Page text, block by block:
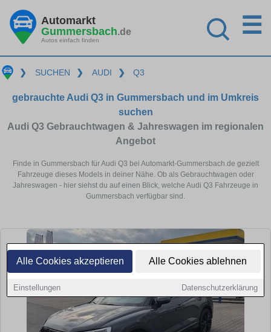
Alle Cookies akzeptieren Alle Cookies ablehnen
Einstellungen Datenschutzerklärung
Automarkt
Gummersbach.de
Autos einfach finden
☰
❯ SUCHEN ❯ AUDI ❯ Q3
gebrauchte Audi Q3 in Gummersbach und im Umkreis
suchen
Audi Q3 Gebrauchtwagen & Jahreswagen im regionalen
Angebot
Finde in Gummersbach für Audi Q3 bei Automarkt-Gummersbach.de gezielt
Fahrzeuge dieses Models in deiner Nähe. Ob als Gebrauchtwagen oder
Jahreswagen - hier siehst du auf einen Blick, welche Audi Q3 Fahrzeuge in
Gummersbach verfügbar sind.